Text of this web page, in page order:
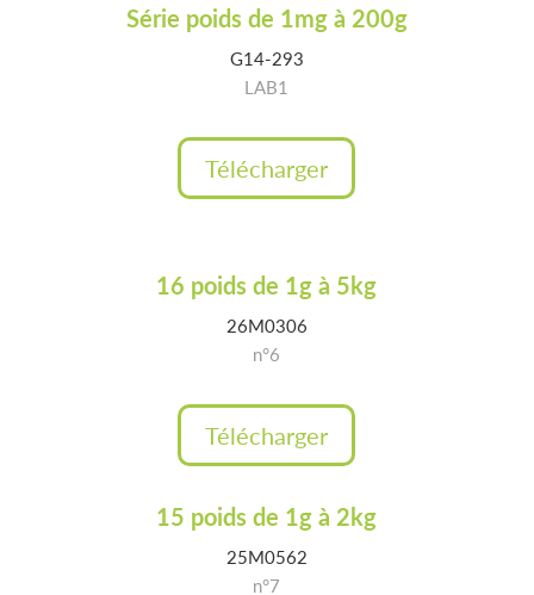
Série poids de 1mg à 200g
G14-293
LAB1
Télécharger
16 poids de 1g à 5kg
26M0306
n°6
Télécharger
15 poids de 1g à 2kg
25M0562
n°7